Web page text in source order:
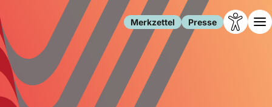
Merkzettel Presse
Leben Gesellschaft